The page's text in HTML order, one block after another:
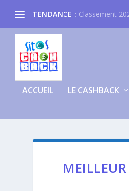
TENDANCE : Classement
ACCUEIL LE CASHBACK